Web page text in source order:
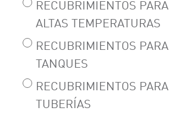
RECUBRIMIENTOS PARA
ALTAS TEMPERATURAS
RECUBRIMIENTOS PARA
TANQUES
RECUBRIMIENTOS PARA
TUBERÍAS